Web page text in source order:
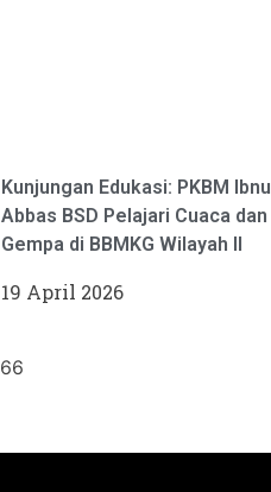
Kunjungan Edukasi: PKBM Ibnu
Abbas BSD Pelajari Cuaca dan
Gempa di BBMKG Wilayah II
19 April 2026